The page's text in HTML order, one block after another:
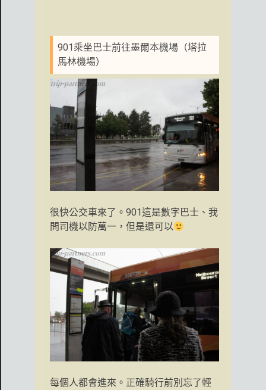
901乘坐巴士前往墨爾本機場（塔拉
馬林機場）
很快公交車來了。901這是數字巴士、我
問司機以防萬一，但是還可以
每個人都會進來。正確騎行前別忘了輕